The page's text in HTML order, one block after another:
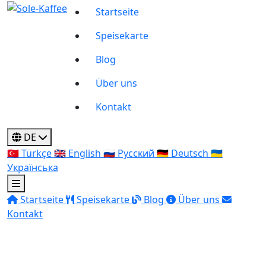
Startseite
Speisekarte
Blog
Über uns
Kontakt
DE
🇹🇷Türkçe🇬🇧 English 🇷🇺 Русский 🇩🇪 Deutsch 🇺🇦
Українська
Startseite Speisekarte Blog
Über uns
Kontakt